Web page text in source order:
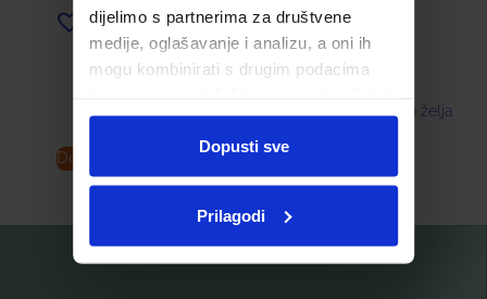
dijelimo s partnerima za društvene
medije, oglašavanje i analizu, a oni ih
mogu kombinirati s drugim podacima
ste upotrebljavali njihove usluge.
Dopusti sve
Prilagodi
Dodaj u listu želja
Dodaj u košaricu
Dodaj u listu želja